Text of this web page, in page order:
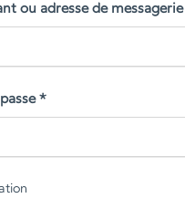
ou adresse de messagerie
*Obligatoire